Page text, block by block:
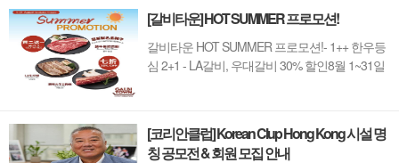
[갈비타운] HOT SUMMER 프로모션!
갈비타운 HOT SUMMER 프로모션!- 1++ 한우등
심 2+1 - LA갈비, 우대갈비 30% 할인8월 1~31일
[코리안클럽] Korean Clup Hong Kong 시설 명
칭 공모전 & 회원 모집 안내